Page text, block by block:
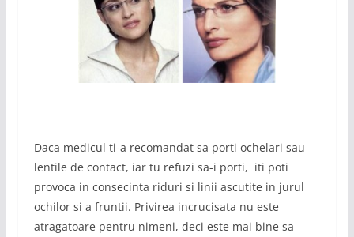
Daca medicul ti-a recomandat sa porti ochelari sau
lentile de contact, iar tu refuzi sa-i porti, iti poti
provoca in consecinta riduri si linii ascutite in jurul
ochilor si a fruntii. Privirea incrucisata nu este
atragatoare pentru nimeni, deci este mai bine sa